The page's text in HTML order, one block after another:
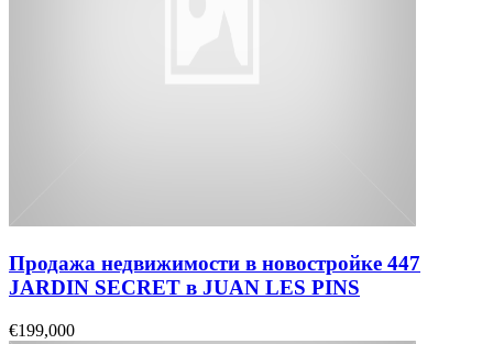
Продажа недвижимости в новостройке 447
JARDIN SECRET в JUAN LES PINS
€199,000